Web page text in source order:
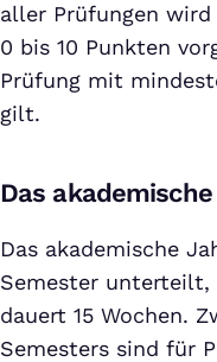
aller Prüfungen
0 bis 10 Punkten
Prüfung mit
gilt.
Das
Das akademische
Semester unterteilt,
dauert 15 Wochen.
Semesters sind für